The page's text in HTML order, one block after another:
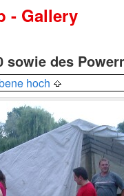
- Gallery
sowie des
hoch